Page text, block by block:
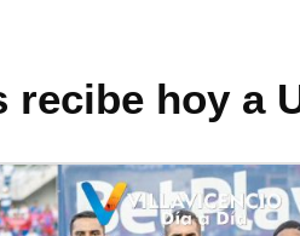
recibe hoy a